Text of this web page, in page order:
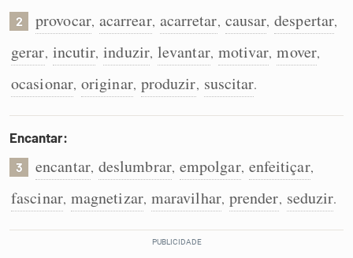
Cata-letras
Conexões
Caça-palavras
Dicionário
2 provocar, acarrear, acarretar, causar, despertar,
gerar, incutir, induzir, levantar, motivar, mover,
ocasionar, originar, produzir, suscitar.
Encantar:
3 encantar, deslumbrar, empolgar, enfeitiçar,
fascinar, magnetizar, maravilhar, prender, seduzir.